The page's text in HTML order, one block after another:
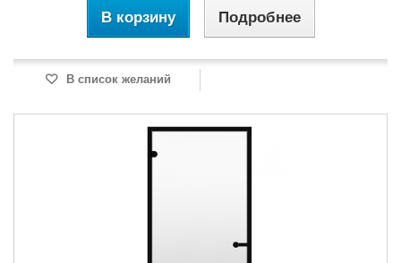
В корзину Подробнее
В список желаний